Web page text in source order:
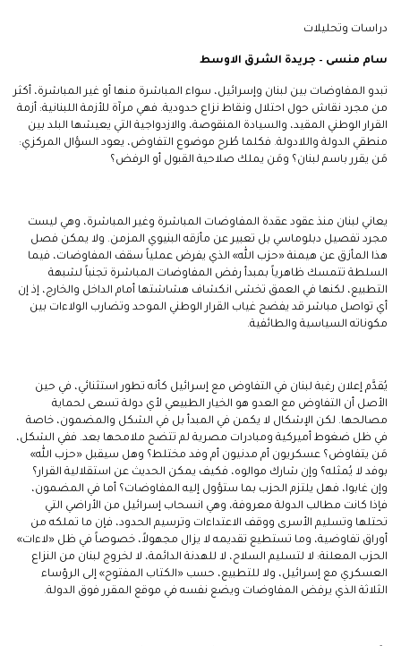
دراسات وتحليلات
سام منسى – جريدة الشرق الاوسط
تبدو المفاوضات بين لبنان وإسرائيل، سواء المباشرة منها أو غير المباشرة، أكثر
من مجرد نقاش حول احتلال ونقاط نزاع حدودية. فهي مرآة للأزمة اللبنانية: أزمة
القرار الوطني المقيد، والسيادة المنقوصة، والازدواجية التي يعيشها البلد بين
منطقي الدولة واللادولة. فكلما طُرح موضوع التفاوض، يعود السؤال المركزي:
مَن يقرر باسم لبنان؟ ومَن يملك صلاحية القبول أو الرفض؟
يعاني لبنان منذ عقود عقدة المفاوضات المباشرة وغير المباشرة، وهي ليست
مجرد تفصيل دبلوماسي بل تعبير عن مأزقه البنيوي المزمن. ولا يمكن فصل
هذا المأزق عن هيمنة «حزب الله» الذي يفرض عملياً سقف المفاوضات، فيما
السلطة تتمسك ظاهرياً بمبدأ رفض المفاوضات المباشرة تجنباً لشبهة
التطبيع، لكنها في العمق تخشى انكشاف هشاشتها أمام الداخل والخارج، إذ إن
أي تواصل مباشر قد يفضح غياب القرار الوطني الموحد وتضارب الولاءات بين
مكوناته السياسية والطائفية.
يُقدَّم إعلان رغبة لبنان في التفاوض مع إسرائيل كأنه تطور استثنائي، في حين
الأصل أن التفاوض مع العدو هو الخيار الطبيعي لأي دولة تسعى لحماية
مصالحها. لكن الإشكال لا يكمن في المبدأ بل في الشكل والمضمون، خاصة
في ظل ضغوط أميركية ومبادرات مصرية لم تتضح ملامحها بعد. ففي الشكل،
مَن يتفاوض؟ عسكريون أم مدنيون أم وفد مختلط؟ وهل سيقبل «حزب الله»
بوفد لا يُمثله؟ وإن شارك موالوه، فكيف يمكن الحديث عن استقلالية القرار؟
وإن غابوا، فهل يلتزم الحزب بما ستؤول إليه المفاوضات؟ أما في المضمون،
فإذا كانت مطالب الدولة معروفة، وهي انسحاب إسرائيل من الأراضي التي
تحتلها وتسليم الأسرى ووقف الاعتداءات وترسيم الحدود، فإن ما تملكه من
أوراق تفاوضية، وما تستطيع تقديمه لا يزال مجهولاً، خصوصاً في ظل «لاءات»
الحزب المعلنة: لا لتسليم السلاح، لا للهدنة الدائمة، لا لخروج لبنان من النزاع
العسكري مع إسرائيل، ولا للتطبيع، حسب «الكتاب المفتوح» إلى الرؤساء
الثلاثة الذي يرفض المفاوضات ويضع نفسه في موقع المقرر فوق الدولة.